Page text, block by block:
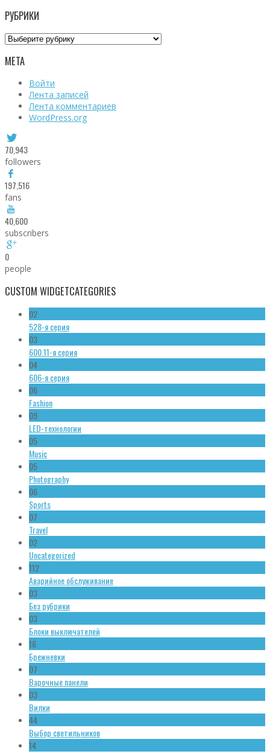
РУБРИКИ
Рубрики
МЕТА
Войти
Лента записей
Лента комментариев
WordPress.org
70,943
followers
197,516
fans
40,600
subscribers
0
people
CUSTOM WIDGETCATEGORIES
02
528-я серия
03
600.11-я серия
04
606-я серия
06
Fashion
09
LED-технологии
05
Music
05
Photography
06
Sports
07
Travel
02
Uncategorized
112
Аварийное обслуживание
03
Без рубрики
03
Блоки выключателей
16
Брежневки
07
Варочные панели
03
Вилки
44
Выбор светильников
14